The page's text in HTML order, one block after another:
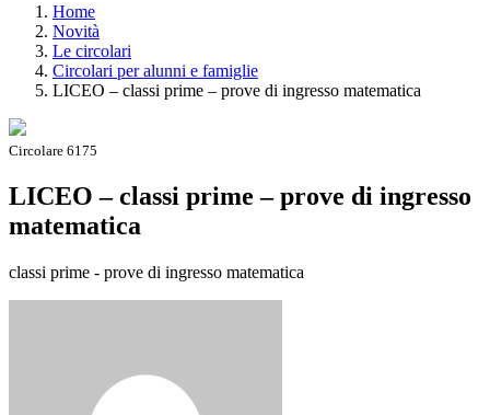
Home
Novità
Le circolari
Circolari per alunni e famiglie
LICEO – classi prime – prove di ingresso matematica
Circolare 6175
LICEO – classi prime – prove di ingresso
matematica
classi prime - prove di ingresso matematica